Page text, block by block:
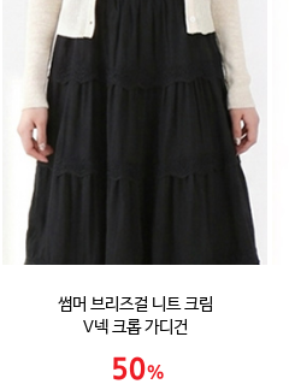
썸머 브리즈걸 니트 크림
V넥 크롭 가디건